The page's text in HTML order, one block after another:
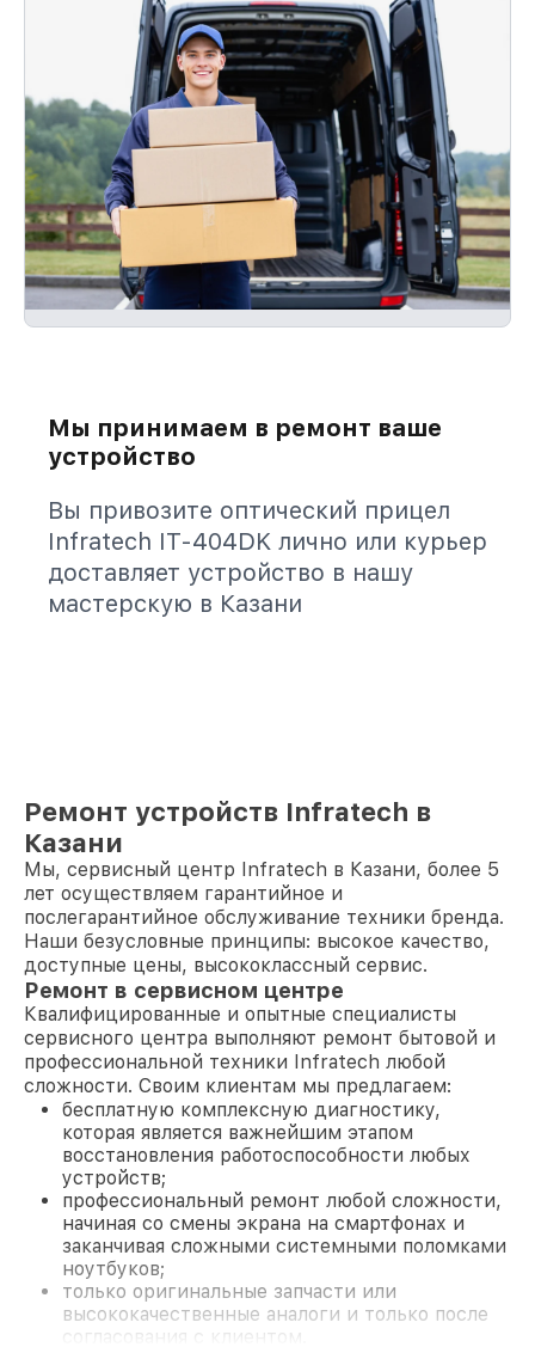
Мы принимаем в ремонт ваше
устройство
Вы привозите оптический прицел
Infratech IT-404DK лично или курьер
доставляет устройство в нашу
мастерскую в Казани
Ремонт устройств Infratech в
Казани
Мы, сервисный центр Infratech в Казани, более 5
лет осуществляем гарантийное и
послегарантийное обслуживание техники бренда.
Наши безусловные принципы: высокое качество,
доступные цены, высококлассный сервис.
Ремонт в сервисном центре
Квалифицированные и опытные специалисты
сервисного центра выполняют ремонт бытовой и
профессиональной техники Infratech любой
сложности. Своим клиентам мы предлагаем:
бесплатную комплексную диагностику,
которая является важнейшим этапом
восстановления работоспособности любых
устройств;
профессиональный ремонт любой сложности,
начиная со смены экрана на смартфонах и
заканчивая сложными системными поломками
ноутбуков;
только оригинальные запчасти или
высококачественные аналоги и только после
согласования с клиентом.